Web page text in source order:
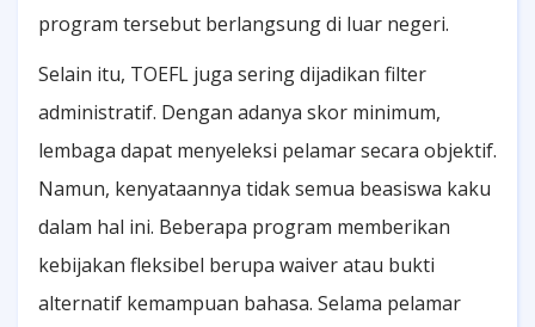
program tersebut berlangsung di luar negeri.
Selain itu, TOEFL juga sering dijadikan filter
administratif. Dengan adanya skor minimum,
lembaga dapat menyeleksi pelamar secara objektif.
Namun, kenyataannya tidak semua beasiswa kaku
dalam hal ini. Beberapa program memberikan
kebijakan fleksibel berupa waiver atau bukti
alternatif kemampuan bahasa. Selama pelamar